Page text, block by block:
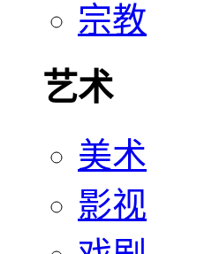
宗教
艺术
美术
影视